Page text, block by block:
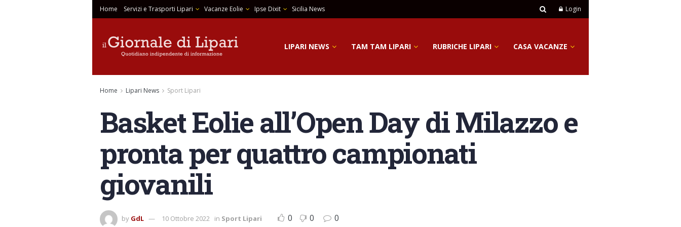
Home Servizi e Trasporti Lipari Vacanze Eolie Ipse Dixit Sicilia News Login
LIPARI NEWS TAM TAM LIPARI RUBRICHE LIPARI CASA VACANZE
Home Lipari News Sport Lipari
Basket Eolie all’Open Day di Milazzo e
pronta per quattro campionati
giovanili
by GdL 10 Ottobre 2022 in Sport Lipari 0 0 0